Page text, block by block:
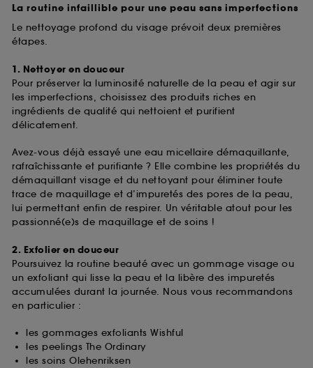
La routine infaillible pour une peau sans imperfections
Le nettoyage profond du visage prévoit deux premières
étapes.
1. Nettoyer en douceur
Pour préserver la luminosité naturelle de la peau et agir sur
les imperfections, choisissez des produits riches en
ingrédients de qualité qui nettoient et purifient
délicatement.
Avez-vous déjà essayé une eau micellaire démaquillante,
rafraîchissante et purifiante ? Elle combine les propriétés du
démaquillant visage et du nettoyant pour éliminer toute
trace de maquillage et d’impuretés des pores de la peau,
lui permettant enfin de respirer. Un véritable atout pour les
passionné(e)s de maquillage et de soins !
2. Exfolier en douceur
Poursuivez la routine beauté avec un gommage visage ou
un exfoliant qui lisse la peau et la libère des impuretés
accumulées durant la journée. Nous vous recommandons
en particulier :
les gommages exfoliants Wishful
les peelings The Ordinary
les soins Olehenriksen